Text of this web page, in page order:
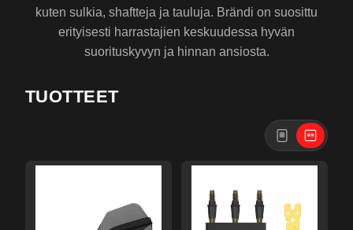
kuten sulkia, shaftteja ja tauluja. Brändi on suosittu
erityisesti harrastajien keskuudessa hyvän
suorituskyvyn ja hinnan ansiosta.
TUOTTEET